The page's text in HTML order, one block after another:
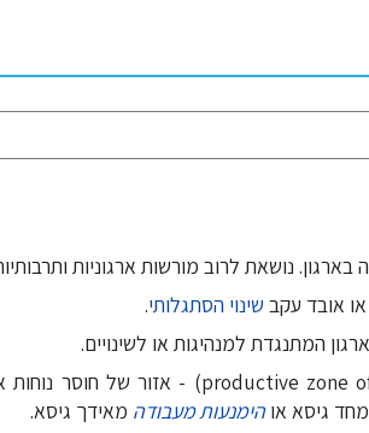
שינוי הסתגלותי.
מחד גיסא אוהימנעות מעבודה מאידך גיסא.